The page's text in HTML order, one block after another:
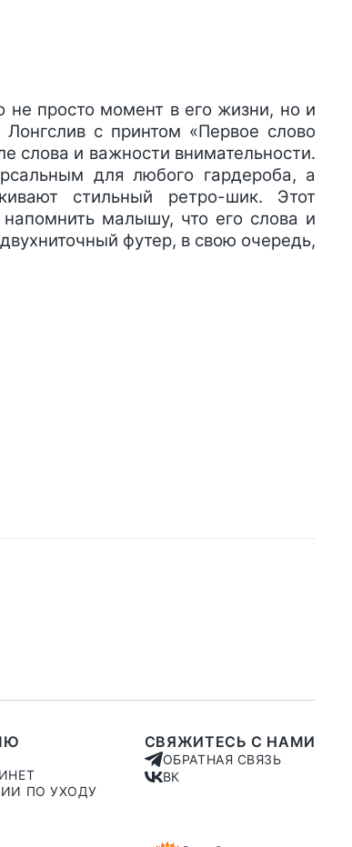
просто момент в его жизни, но и
с принтом «Первое слово
слова и важности внимательности.
для любого гардероба, а
стильный ретро-шик. Этот
малышу, что его слова и
футер, в свою очередь,
ПО УХОДУ
СВЯЖИТЕСЬ С НАМИ
ОБРАТНАЯ СВЯЗЬ
ВК